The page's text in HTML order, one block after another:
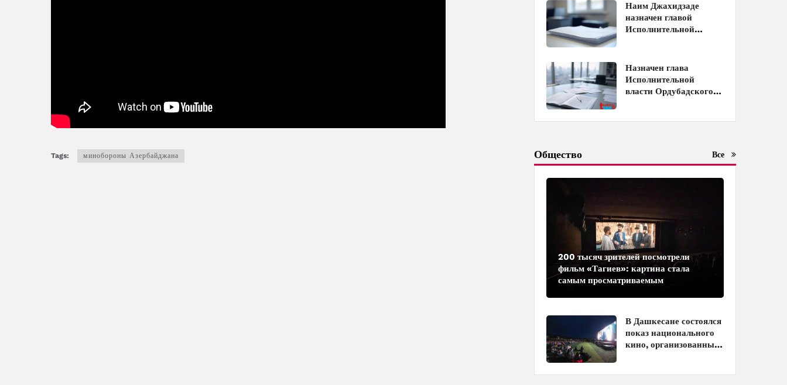
Tags: минобороны Азербайджана
Наим Джахидзаде
назначен главой
Исполнительной
Назначен глава
Исполнительной
власти Ордубадского
Общество Все
200 тысяч зрителей посмотрели
фильм «Тагиев»: картина стала
самым просматриваемым
В Дашкесане состоялся
показ национального
кино, организованный